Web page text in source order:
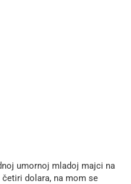
umornoj mladoj majci na
dolara, na mom se